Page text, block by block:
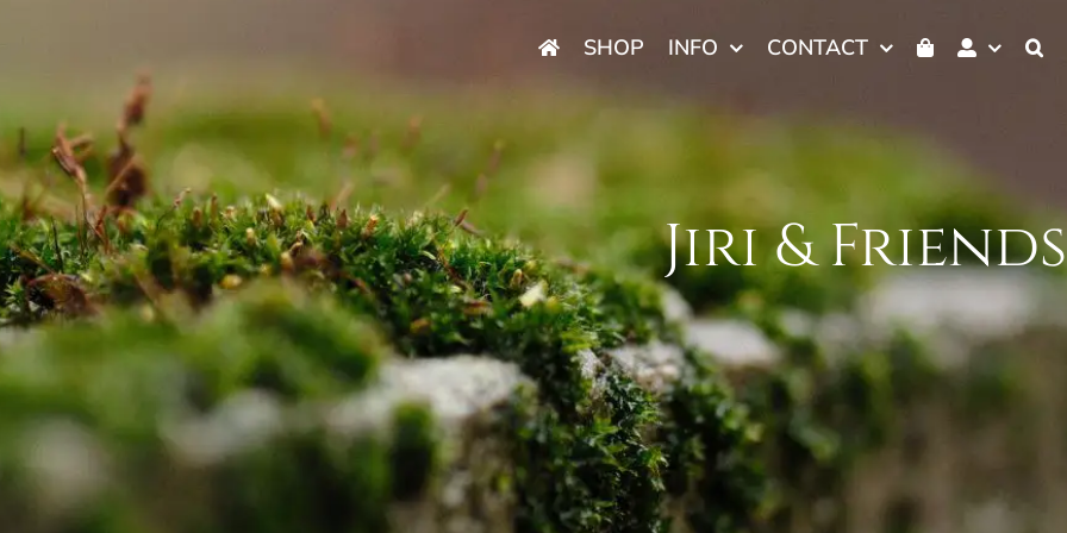
SHOP INFO CONTACT
Jiri & Friends